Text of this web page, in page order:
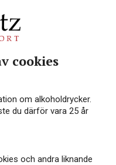
cookies
om alkoholdrycker.
du därför vara 25 år
och andra liknande